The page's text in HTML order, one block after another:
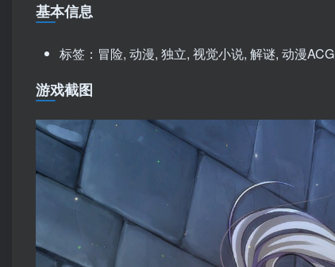
基本信息
标签：冒险, 动漫, 独立, 视觉小说, 解谜, 动漫ACG
游戏截图